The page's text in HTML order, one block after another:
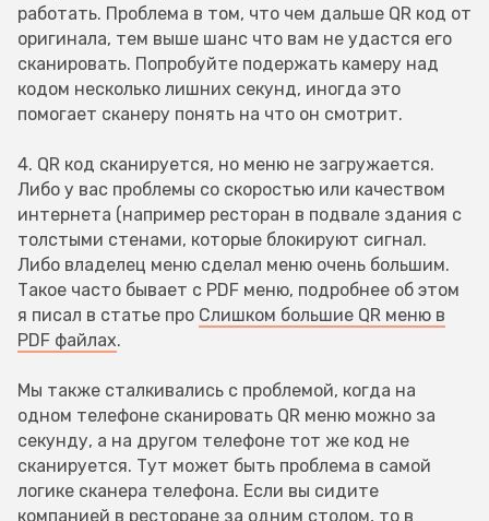
работать. Проблема в том, что чем дальше QR код от
оригинала, тем выше шанс что вам не удастся его
сканировать. Попробуйте подержать камеру над
кодом несколько лишних секунд, иногда это
помогает сканеру понять на что он смотрит.
4. QR код сканируется, но меню не загружается.
Либо у вас проблемы со скоростью или качеством
интернета (например ресторан в подвале здания с
толстыми стенами, которые блокируют сигнал.
Либо владелец меню сделал меню очень большим.
Такое часто бывает с PDF меню, подробнее об этом
я писал в статье про Слишком большие QR меню в
PDF файлах.
Мы также сталкивались с проблемой, когда на
одном телефоне сканировать QR меню можно за
секунду, а на другом телефоне тот же код не
сканируется. Тут может быть проблема в самой
логике сканера телефона. Если вы сидите
компанией в ресторане за одним столом, то в